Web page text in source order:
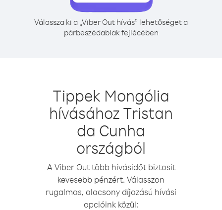
Válassza ki a „Viber Out hívás” lehetőséget a
párbeszédablak fejlécében
Tippek Mongólia
hívásához Tristan
da Cunha
országból
A Viber Out több hívásidőt biztosít
kevesebb pénzért. Válasszon
rugalmas, alacsony díjazású hívási
opcióink közül: